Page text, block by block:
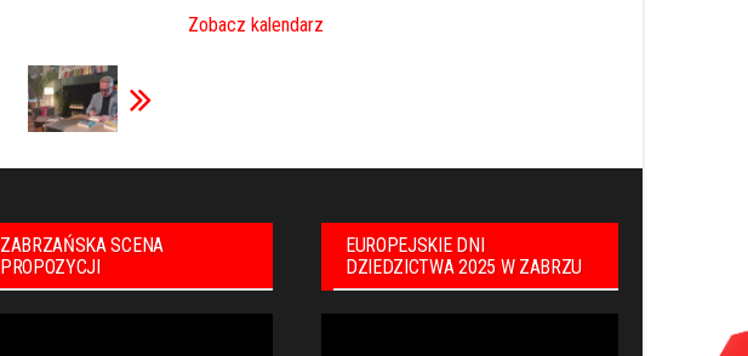
Zobacz kalendarz
ZABRZAŃSKA SCENA
PROPOZYCJI
EUROPEJSKIE DNI
DZIEDZICTWA 2025 W ZABRZU